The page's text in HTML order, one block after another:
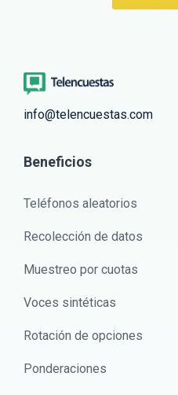
info@telencuestas.com
Beneficios
Teléfonos aleatorios
Recolección de datos
Muestreo por cuotas
Voces sintéticas
Rotación de opciones
Ponderaciones